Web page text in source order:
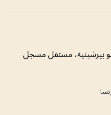
بيرشينيه، مستقل مسجل